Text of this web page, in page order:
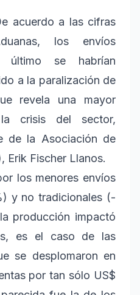
acuerdo a las cifras
los envíos
último se habrían
a la paralización de
revela una mayor
crisis del sector,
de la Asociación de
Erik Fischer Llanos.
los menores envíos
y no tradicionales (-
producción impactó
es el caso de las
se desplomaron en
por tan sólo US$